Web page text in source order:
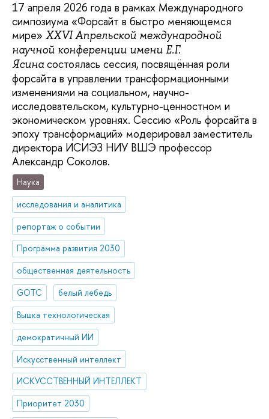
17 апреля 2026 года в рамках Международного
симпозиума «Форсайт в быстро меняющемся
мире» XXVI Апрельской международной
научной конференции имени Е.Г.
Ясинасостоялась сессия, посвящённая роли
форсайта в управлении трансформационными
изменениями на социальном, научно-
исследовательском, культурно-ценностном и
экономическом уровнях. Сессию «Роль форсайта в
эпоху трансформаций» модерировал заместитель
директора ИСИЭЗ НИУ ВШЭ профессор
Александр Соколов.
Наука
исследования и аналитика
репортаж о событии
Программа развития 2030
общественная деятельность
GOTC
белый лебедь
Вышка технологическая
демократичный ИИ
Искусственный интеллект
ИСКУССТВЕННЫЙ ИНТЕЛЛЕКТ
Приоритет 2030